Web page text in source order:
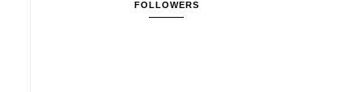
FOLLOWERS